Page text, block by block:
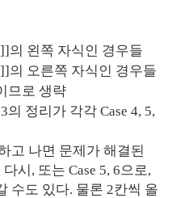
의 왼쪽 자식인 경우들
의 오른쪽 자식인 경우들
므로 생략
의 정리가 각각 Case 4, 5,
고 나면 문제가 해결된
시, 또는 Case 5, 6으로,
수도 있다. 물론 2칸씩 올